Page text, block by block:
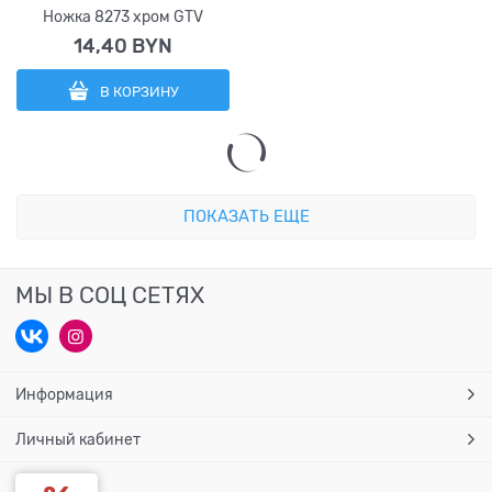
Ножка 8273 хром GTV
14,40 BYN
В КОРЗИНУ
ПОКАЗАТЬ ЕЩЕ
МЫ В СОЦ СЕТЯХ
Информация
Личный кабинет